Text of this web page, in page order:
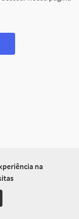
na